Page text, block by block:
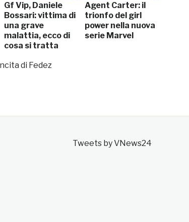
Gf Vip, Daniele
Bossari: vittima di
una grave
malattia, ecco di
cosa si tratta
Agent Carter: il
trionfo del girl
power nella nuova
serie Marvel
di Fedez
Tweets by VNews24